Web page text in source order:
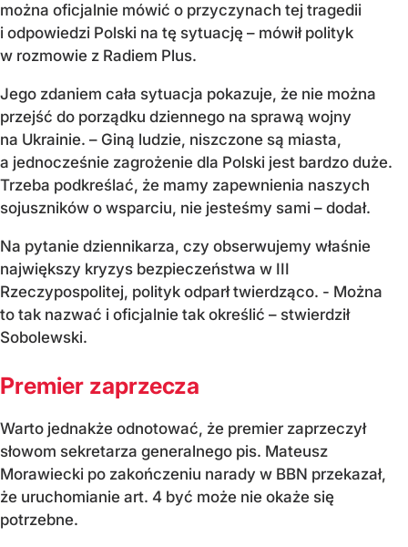
można oficjalnie mówić o przyczynach tej tragedii
i odpowiedzi Polski na tę sytuację – mówił polityk
w rozmowie z Radiem Plus.
Jego zdaniem cała sytuacja pokazuje, że nie można
przejść do porządku dziennego na sprawą wojny
na Ukrainie. – Giną ludzie, niszczone są miasta,
a jednocześnie zagrożenie dla Polski jest bardzo duże.
Trzeba podkreślać, że mamy zapewnienia naszych
sojuszników o wsparciu, nie jesteśmy sami – dodał.
Na pytanie dziennikarza, czy obserwujemy właśnie
największy kryzys bezpieczeństwa w III
Rzeczypospolitej, polityk odparł twierdząco. - Można
to tak nazwać i oficjalnie tak określić – stwierdził
Sobolewski.
Premier zaprzecza
Warto jednakże odnotować, że premier zaprzeczył
słowom sekretarza generalnego pis. Mateusz
Morawiecki po zakończeniu narady w BBN przekazał,
że uruchomianie art. 4 być może nie okaże się
potrzebne.